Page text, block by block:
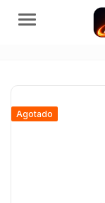
Menú
Agotado